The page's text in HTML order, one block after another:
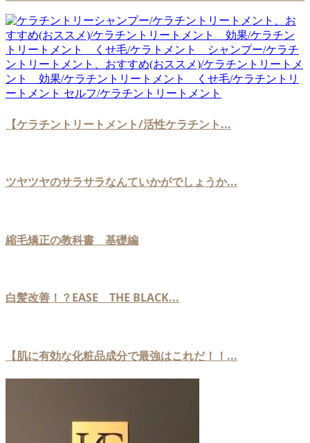
【ケラチントリートメント/活性ケラチント...
ツヤツヤのサラサラなんていかがでしょうか...
縮毛矯正の教科書 基礎編
白髪改善！？EASE THE BLACK...
【肌に有効な化粧品成分で最強はこれだ！！...